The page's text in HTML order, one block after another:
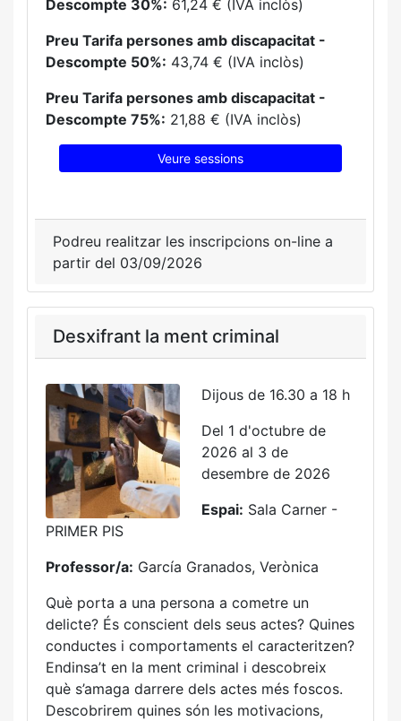
Descompte 30%: 61,24 € (IVA inclòs)
Preu Tarifa persones amb discapacitat -
Descompte 50%: 43,74 € (IVA inclòs)
Preu Tarifa persones amb discapacitat -
Descompte 75%: 21,88 € (IVA inclòs)
Veure sessions
Podreu realitzar les inscripcions on-line a
partir del 03/09/2026
Desxifrant la ment criminal
Dijous de 16.30 a 18 h
Del 1 d'octubre de
2026 al 3 de
desembre de 2026
Espai: Sala Carner -
PRIMER PIS
Professor/a: García Granados, Verònica
Què porta a una persona a cometre un
delicte? És conscient dels seus actes? Quines
conductes i comportaments el caracteritzen?
Endinsa’t en la ment criminal i descobreix
què s’amaga darrere dels actes més foscos.
Descobrirem quines són les motivacions,